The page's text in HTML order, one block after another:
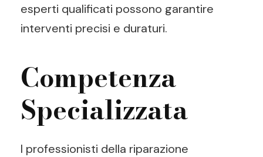
esperti qualificati possono garantire
interventi precisi e duraturi.
Competenza
Specializzata
I professionisti della riparazione